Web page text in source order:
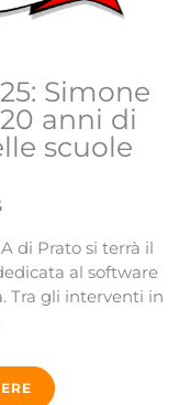
Simone
anni di
scuole
di Prato si terrà il
al software
Tra gli interventi in